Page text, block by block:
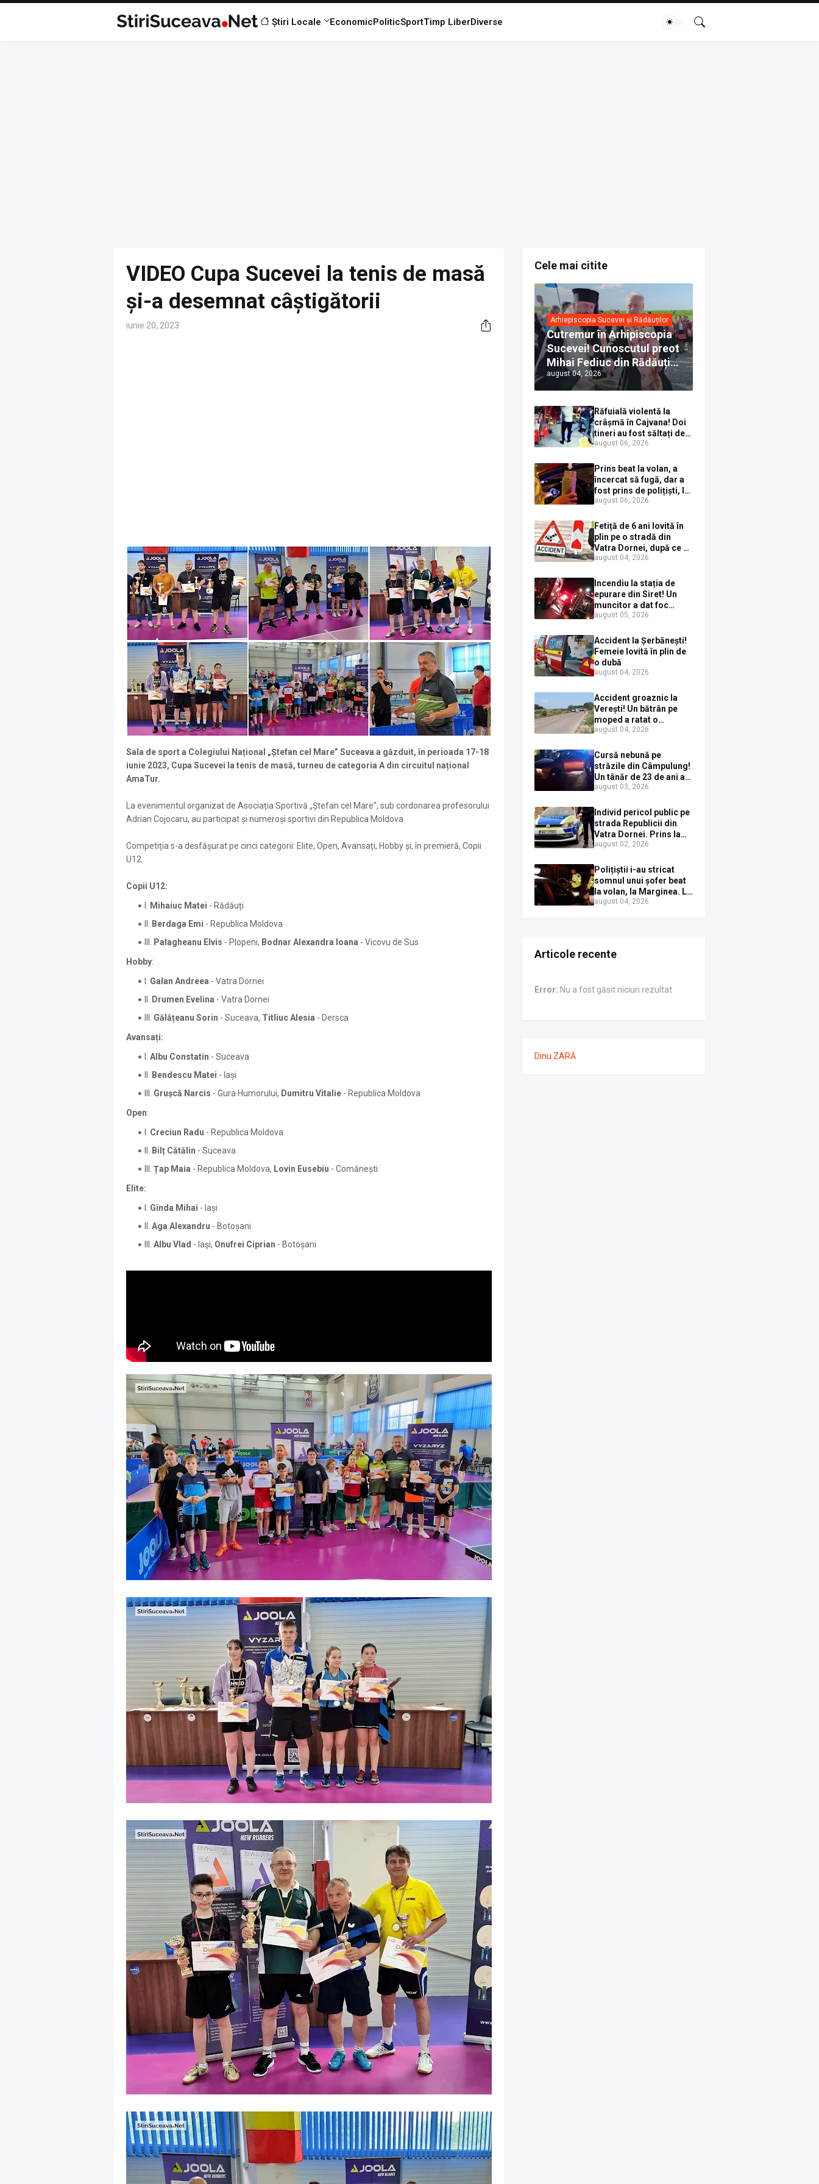
Știri Locale EconomicPoliticSportTimp LiberDiverse
VIDEO Cupa Sucevei la tenis de masă
și-a desemnat câștigătorii
iunie 20, 2023
Sala de sport a Colegiului Național „Ștefan cel Mare” Suceava a găzduit, în perioada 17-18
iunie 2023, Cupa Sucevei la tenis de masă, turneu de categoria A din circuitul național
AmaTur.
La evenimentul organizat de Asociația Sportivă „Ștefan cel Mare”, sub cordonarea profesorului
Adrian Cojocaru, au participat și numeroși sportivi din Republica Moldova.
Competiția s-a desfășurat pe cinci categorii: Elite, Open, Avansați, Hobby și, în premieră, Copii
U12.
Copii U12:
Mihaiuc Matei - Rădăuți
Berdaga Emi - Republica Moldova
Palagheanu Elvis - Plopeni, Bodnar Alexandra Ioana - Vicovu de Sus
Hobby:
Galan Andreea - Vatra Dornei
Drumen Evelina - Vatra Dornei
Gălățeanu Sorin - Suceava, Titliuc Alesia - Dersca
Avansați:
Albu Constatin - Suceava
Bendescu Matei - Iași
Grușcă Narcis - Gura Humorului, Dumitru Vitalie - Republica Moldova
Open:
Creciun Radu - Republica Moldova
Bilț Cătălin - Suceava
Țap Maia - Republica Moldova, Lovin Eusebiu - Comănești
Elite:
Ginda Mihai - Iași
Aga Alexandru - Botoșani
Albu Vlad - Iași, Onufrei Ciprian - Botoșani
Cele mai citite
Arhiepiscopia Sucevei și Rădăuților
Cutremur în Arhipiscopia
Sucevei! Cunoscutul preot
Mihai Fediuc din Rădăuți a
trecut la Biserica Creștină
Ortodoxă Valahă. ÎPS
Calinic anunță că îi
pregătește judecata
canonică
august 04, 2026
Răfuială violentă la
crâșmă în Cajvana! Doi
tineri au fost săltați de
polițiști după un scandal
distruse
august 06, 2026
Prins beat la volan, a
încercat să fugă, dar a
fost prins de polițiști, la
Dorna Candrenilor.
1,59 mg/l alcool pur în
aerul expirat
august 06, 2026
Fetiță de 6 ani lovită în
plin pe o stradă din
Vatra Dornei, după ce a
ieșit în fața mașinii prin
august 04, 2026
Incendiu la stația de
epurare din Siret! Un
muncitor a dat foc
pompelor de apă în timp
combustibil
august 05, 2026
Accident la Șerbănești!
Femeie lovită în plin de
o dubă
august 04, 2026
Accident groaznic la
Verești! Un bătrân pe
moped a ratat o
depășire și a ajuns sub
august 04, 2026
Cursă nebună pe
străzile din Câmpulung!
Un tânăr de 23 de ani a
fugit de poliție cu un
un gard de pe strada
Sirenei
august 03, 2026
Individ pericol public pe
strada Republicii din
Vatra Dornei. Prins la
volan cu mașina
plină zi
august 02, 2026
Polițiștii i-au stricat
somnul unui șofer beat
la volan, la Marginea. L-
au trezit instant cu un
august 04, 2026
Articole recente
Error: Nu a fost găsit niciun rezultat
Dinu ZARĂ